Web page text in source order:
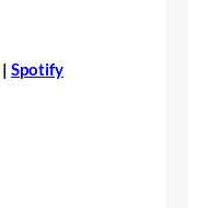
| Spotify